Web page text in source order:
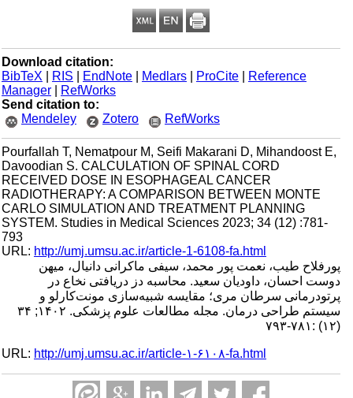
Download citation:
BibTeX
| RIS |EndNote |Medlars |ProCite |Reference
Manager
|RefWorks
Send citation to:
Mendeley
Zotero RefWorks
Pourfallah T, Nematpour M, Seifi Makarani D, Mihandoost E,
Davoodian S. CALCULATION OF SPINAL CORD
RECEIVED DOSE IN ESOPHAGEAL CANCER
RADIOTHERAPY: A COMPARISON BETWEEN MONTE
CARLO SIMULATION AND TREATMENT PLANNING
SYSTEM. Studies in Medical Sciences 2023; 34 (12) :781-
793
URL:http://umj.umsu.ac.ir/article-1-6108-fa.html
پورفلاح طیب، نعمت پور محمد، سیفی ماکرانی دانیال، میهن
دوست احسان، داودیان سعید. محاسبه دز دریافتی نخاع در
پرتودرمانی سرطان مری؛ مقایسه شبیه‌سازی مونت‌کارلو و
سیستم طراحی درمان. مجله مطالعات علوم پزشکی. ۱۴۰۲; ۳۴
URL:http://umj.umsu.ac.ir/article-۱-۶۱۰۸-fa.html